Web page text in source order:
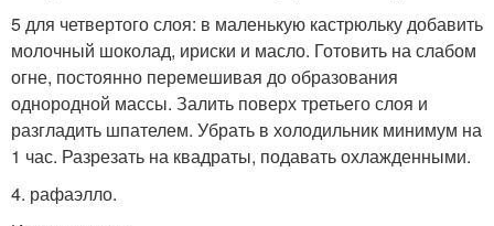
5 для четвертого слоя: в маленькую кастрюльку добавить
молочный шоколад, ириски и масло. Готовить на слабом
огне, постоянно перемешивая до образования
однородной массы. Залить поверх третьего слоя и
разгладить шпателем. Убрать в холодильник минимум на
1 час. Разрезать на квадраты, подавать охлажденными.
4. рафаэлло.